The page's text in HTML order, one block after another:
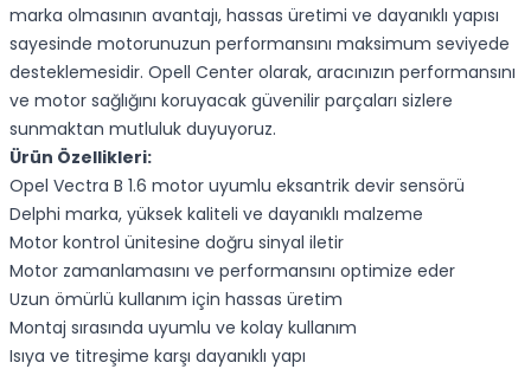
marka olmasının avantajı, hassas üretimi ve dayanıklı yapısı
sayesinde motorunuzun performansını maksimum seviyede
desteklemesidir. Opell Center olarak, aracınızın performansını
ve motor sağlığını koruyacak güvenilir parçaları sizlere
sunmaktan mutluluk duyuyoruz.
Ürün Özellikleri:
Opel Vectra B 1.6 motor uyumlu eksantrik devir sensörü
Delphi marka, yüksek kaliteli ve dayanıklı malzeme
Motor kontrol ünitesine doğru sinyal iletir
Motor zamanlamasını ve performansını optimize eder
Uzun ömürlü kullanım için hassas üretim
Montaj sırasında uyumlu ve kolay kullanım
Isıya ve titreşime karşı dayanıklı yapı